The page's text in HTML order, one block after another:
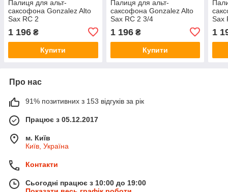
Палиця для альт-
саксофона Gonzalez Alto
Sax RC 2
1 196 ₴
Купити
Палиця для альт-
саксофона Gonzalez Alto
Sax RC 2 3/4
1 196₴
Купити
Sax
1
Про нас
91% позитивних з 153 відгуків за рік
Працює з 05.12.2017
м. Київ
Київ, Україна
Контакти
Сьогодні працює з 10:00 до 19:00